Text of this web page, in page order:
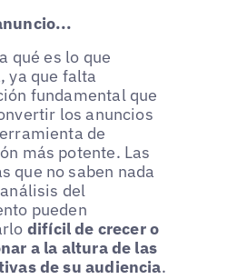
qué es lo que
ya que falta
fundamental que
los anuncios
de
más potente. Las
que no saben nada
del
pueden
difícil de crecer o
a la altura de las
de su audiencia.